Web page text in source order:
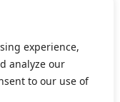
experience,
analyze our
to our use of